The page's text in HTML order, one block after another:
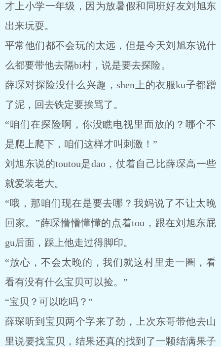
才上小学一年级，因为放暑假和同班好友刘旭东
出来玩耍。
平常他们都不会玩的太远，但是今天刘旭东说什
么都要带他去隔bi村，说是要去探险。
薛琛对探险没什么兴趣，shen上的衣服ku子都蹭
了泥，回去铁定要挨骂了。
“咱们在探险啊，你没瞧电视里面放的？哪个不
是爬上爬下，咱们这样才叫刺激！”
刘旭东说的toutou是dao，仗着自己比薛琛高一些
就爱装老大。
“哦，那咱们现在是要去哪？我妈说了不让太晚
回家。”薛琛懵懵懂懂的点着tou，跟在刘旭东屁
gu后面，踩上他走过得脚印。
“放心，不会太晚的，我们就这村里走一圈，看
看有没有什么宝贝可以捡。”
“宝贝？可以吃吗？”
薛琛听到宝贝两个字来了劲，上次东哥带他去山
里说要找宝贝，结果还真的找到了一颗结满果子